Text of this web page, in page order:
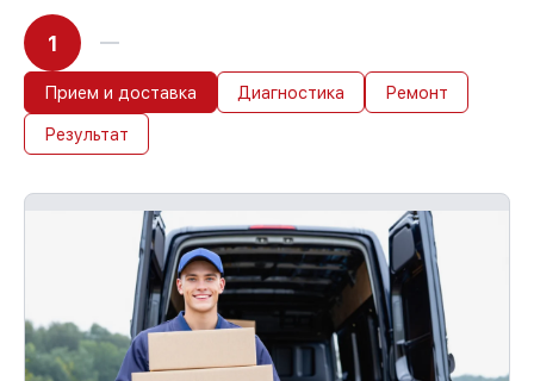
До 36 месяцев на повторное
обслуживание устройств
При наличии гарантийного талона и
чека, мы проведём повторную починку
устройства бесплатно и без ожидания.
1
Прием и доставка Диагностика Ремонт
Результат